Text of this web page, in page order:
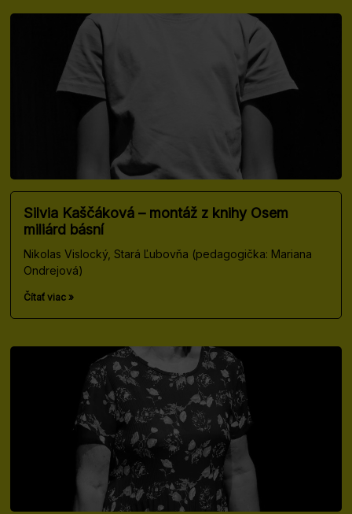
Silvia Kaščáková – montáž z knihy Osem
miliárd básní
Nikolas Vislocký, Stará Ľubovňa (pedagogička: Mariana
Ondrejová)
Čítať viac »